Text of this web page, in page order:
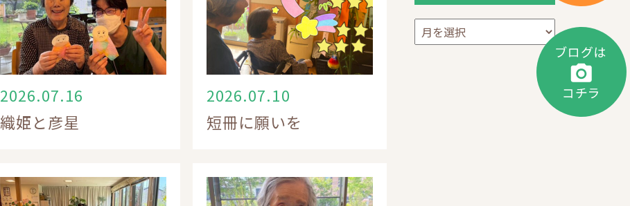
2026.07.16
織姫と彦星
2026.07.10
短冊に願いを
ア
ー